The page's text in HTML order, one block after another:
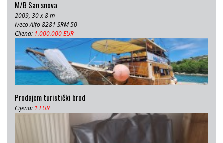
M/B San snova
2009, 30 x 8 m
Iveco Aifo 8281 SRM 50
Cijena: 1.000.000 EUR
Prodajem turistički brod
Cijena: 1 EUR